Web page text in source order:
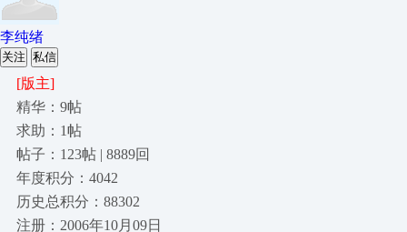
李纯绪
关注 私信
[版主]
精华：9帖
求助：1帖
帖子：123帖 | 8889回
年度积分：4042
历史总积分：88302
注册：2006年10月09日